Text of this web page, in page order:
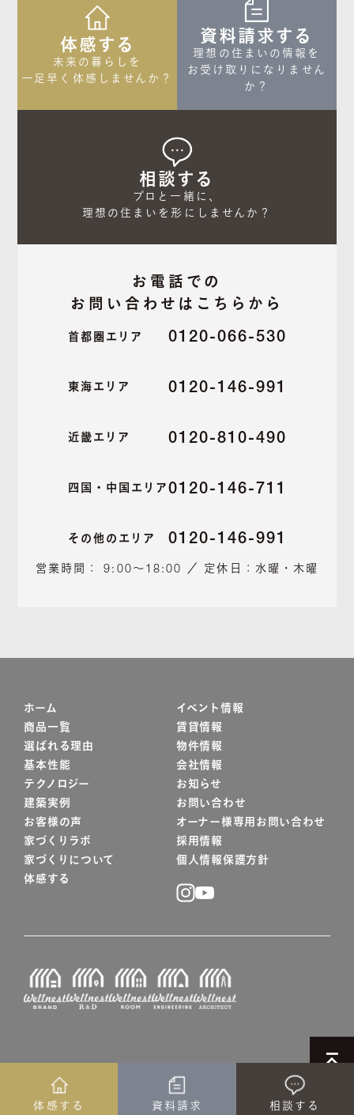
体感する 資料請求 相談する
体感する
未来の暮らしを
一足早く体感しませんか？
資料請求する
理想の住まいの情報を
お受け取りになりません
か？
相談する
プロと一緒に、
理想の住まいを形にしませんか？
お電話での
お問い合わせはこちらから
首都圏エリア 0120-066-530
東海エリア 0120-146-991
近畿エリア 0120-810-490
四国・中国エリア 0120-146-711
その他のエリア 0120-146-991
営業時間： 9:00～18:00 ／ 定休日：水曜・木曜
ホーム
商品一覧
選ばれる理由
基本性能
テクノロジー
建築実例
お客様の声
家づくりラボ
家づくりについて
体感する
イベント情報
賃貸情報
物件情報
会社情報
お知らせ
お問い合わせ
オーナー様専用お問い合わせ
採用情報
個人情報保護方針
© WELLNEST HOME